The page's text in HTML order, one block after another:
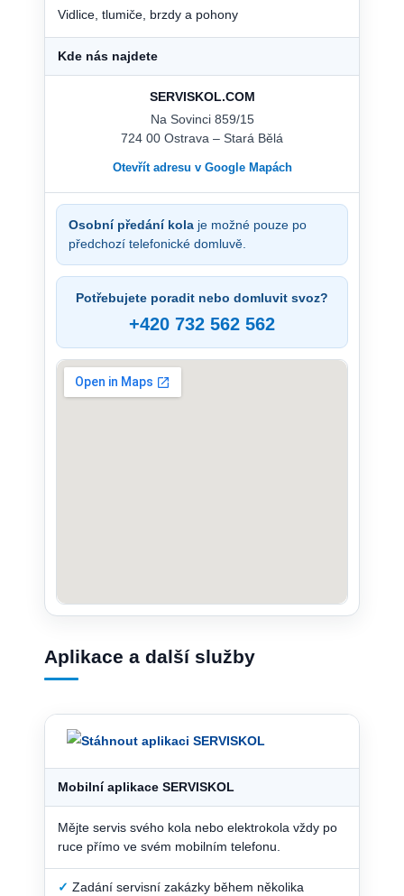
Vidlice, tlumiče, brzdy a pohony
Kde nás najdete
SERVISKOL.COM
Na Sovinci 859/15
724 00 Ostrava – Stará Bělá
Otevřít adresu v Google Mapách
Osobní předání kola je možné pouze po
předchozí telefonické domluvě.
Potřebujete poradit nebo domluvit svoz?
+420 732 562 562
Aplikace a další služby
Mobilní aplikace SERVISKOL
Mějte servis svého kola nebo elektrokola vždy po
ruce přímo ve svém mobilním telefonu.
✓ Zadání servisní zakázky během několika